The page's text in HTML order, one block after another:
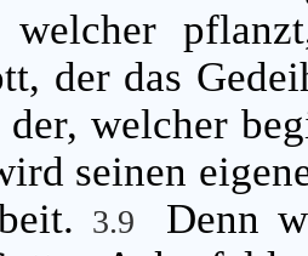
welcher
der das
welcher
seinen
3.9
Denn